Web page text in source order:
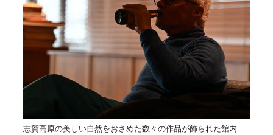
志賀高原の美しい自然をおさめた数々の作品が飾られた館内